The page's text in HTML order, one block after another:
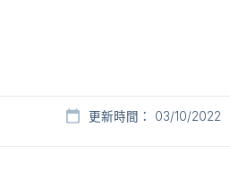
更新時間： 03/10/2022